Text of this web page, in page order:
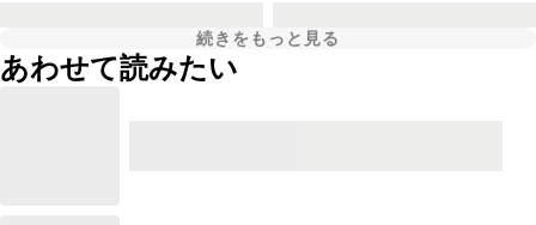
続きをもっと見る
あわせて読みたい